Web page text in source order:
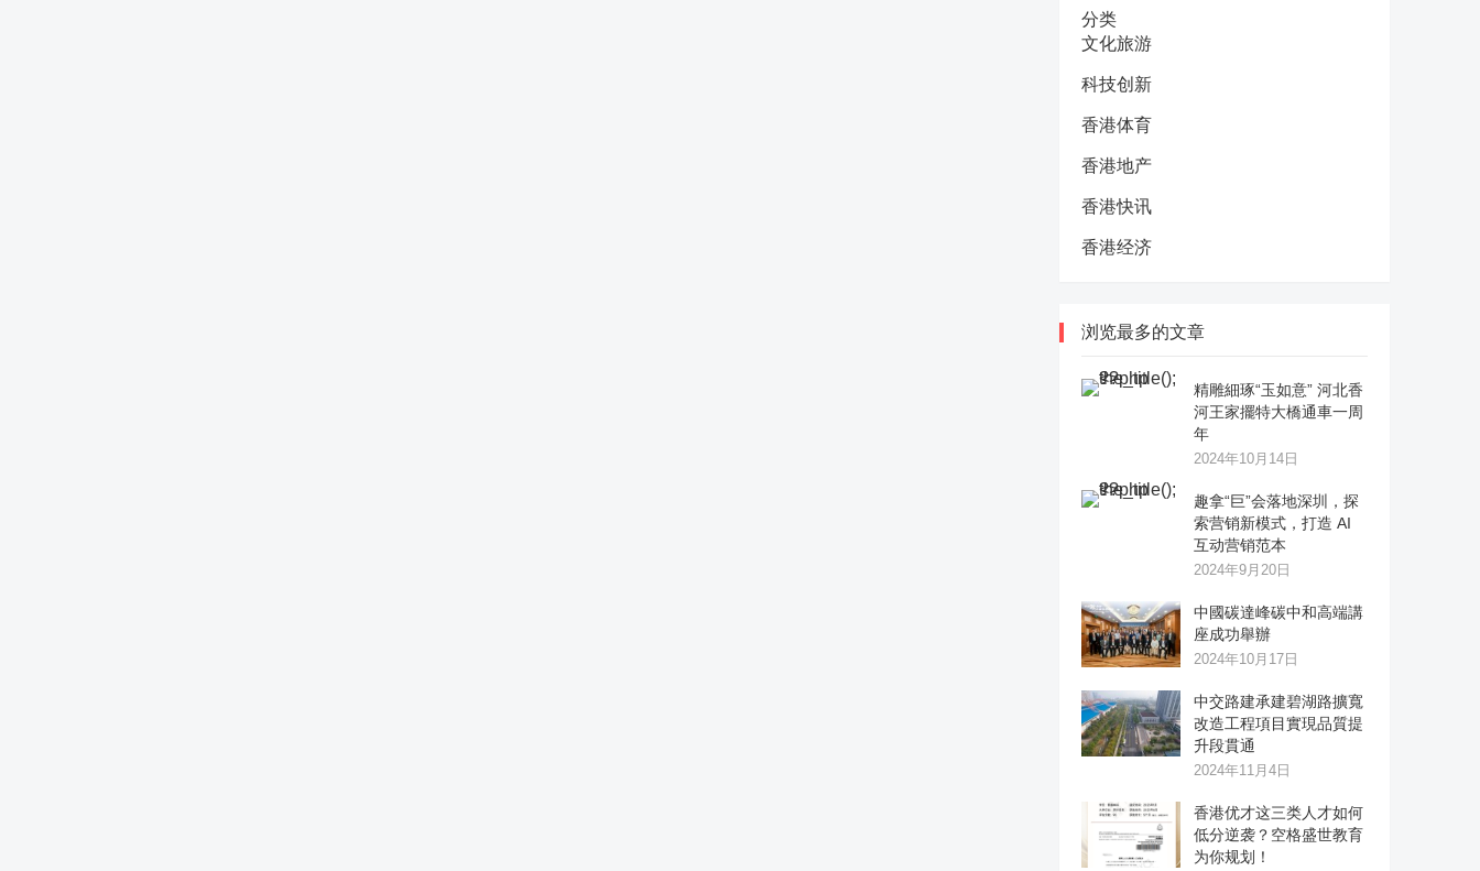
分类
文化旅游
科技创新
香港体育
香港地产
香港快讯
香港经济
浏览最多的文章
精雕細琢“玉如意” 河北香
河王家擺特大橋通車一周
年
2024年10月14日
趣拿“巨”会落地深圳，探
索营销新模式，打造 AI
互动营销范本
2024年9月20日
中國碳達峰碳中和高端講
座成功舉辦
2024年10月17日
中交路建承建碧湖路擴寬
改造工程項目實現品質提
升段貫通
2024年11月4日
香港优才这三类人才如何
低分逆袭？空格盛世教育
为你规划！